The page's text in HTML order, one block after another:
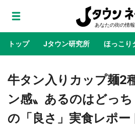
トップ Jタウン研究所 ほっこり
地域×二次元 絶景 あの時は
アニメ『はたらく細胞
ラボ 作品の世界観通
牛タン入りカップ麺2
ン感〟あるのはどっ
の「良さ」実食レポー